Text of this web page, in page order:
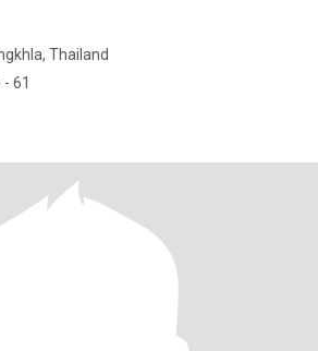
Thailand
61